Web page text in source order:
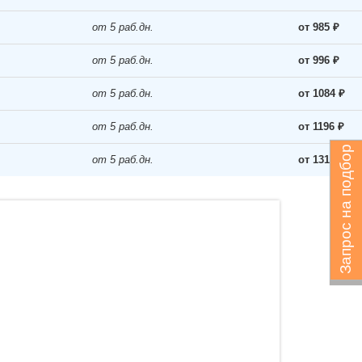
Запрос на подбор
от 5 раб.дн. от 985 ₽
от 5 раб.дн. от 996 ₽
от 5 раб.дн. от 1084 ₽
от 5 раб.дн. от 1196 ₽
от 5 раб.дн. от 1318 ₽